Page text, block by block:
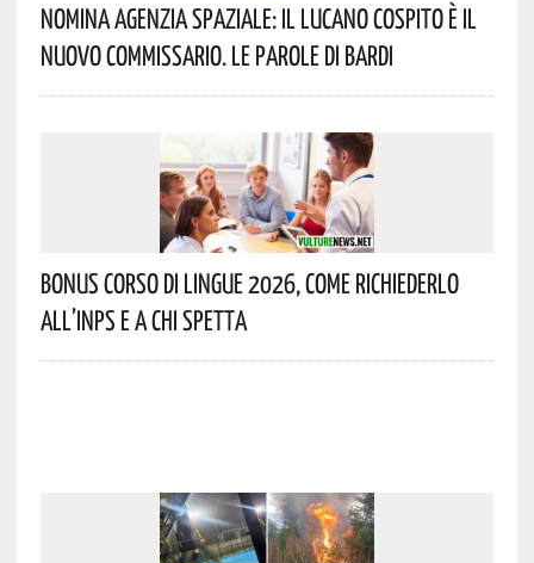
Nomina Agenzia Spaziale: Il Lucano Cospito È Il
Nuovo Commissario. Le Parole Di Bardi
Bonus Corso Di Lingue 2026, Come Richiederlo
All’INPS E A Chi Spetta